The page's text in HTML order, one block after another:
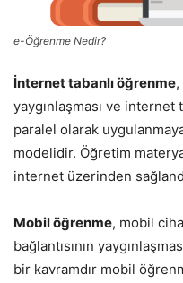
e-Öğrenme Nedir?
İnternet tabanlı öğrenme
yaygınlaşması ve
paralel olarak
modelidir. Öğretim
internet üzerinden
Mobil öğrenme, mobil
bağlantısının
bir kavramdır mobil